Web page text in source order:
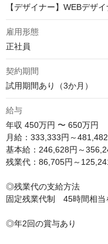
【デザイナー】WEBデザ
雇用形態
正社員
契約期間
試用期間あり（3か月）
給与
年収 450万円 〜 650万円
月給：333,333円～
基本給：246,628円～
残業代：86,705円～
◎残業代の支給方法
固定残業代制　45時間相
◎年2回の賞与あり